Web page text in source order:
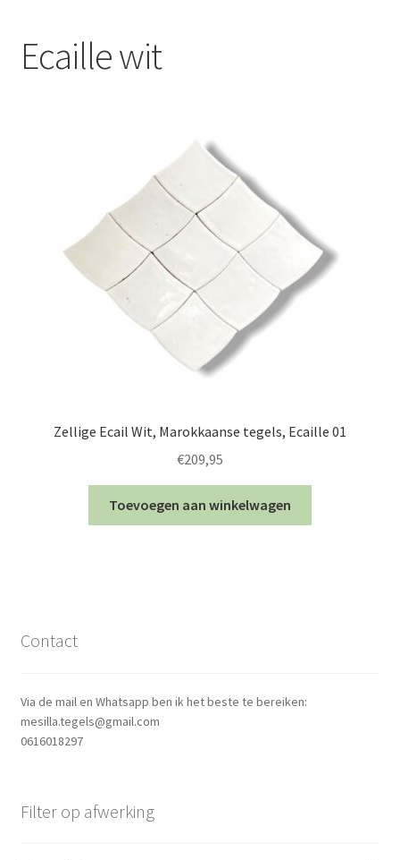
Contact
Ecaille wit
Zellige Ecail Wit, Marokkaanse tegels, Ecaille 01
€209,95
Toevoegen aan winkelwagen
Contact
Via de mail en Whatsapp ben ik het beste te bereiken:
mesilla.tegels@gmail.com
0616018297
Filter op afwerking